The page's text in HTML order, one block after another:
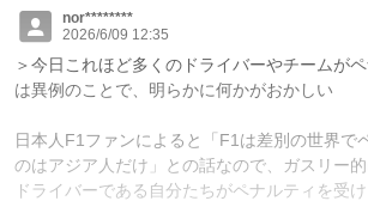
nor********
2026/6/09 12:35
＞今日これほど多くのドライバーやチームが
は異例のことで、明らかに何かがおかしい
日本人F1ファンによると「F1は差別の世界で
のはアジア人だけ」との話なので、ガスリー
ドライバーである自分たちがペナルティを受